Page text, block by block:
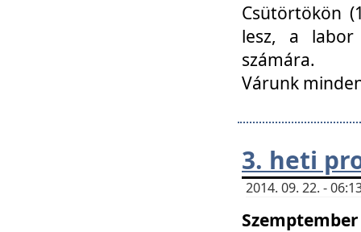
Csütörtökön
lesz, a labor
számára.
Várunk
3. heti
2014. 09. 22. -